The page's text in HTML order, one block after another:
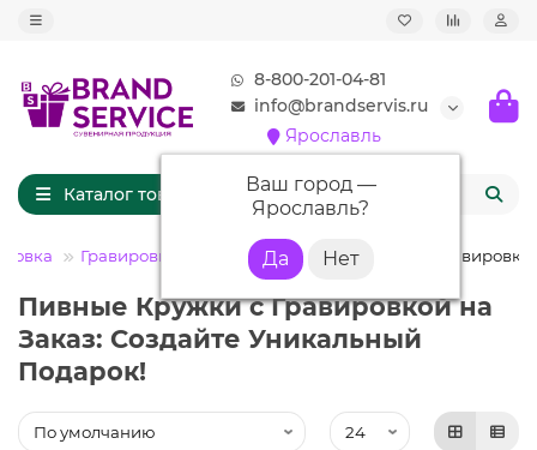
8-800-201-04-81
info@brandservis.ru
Ярославль
Ваш город —
Ярославль?
Каталог товаров
Гравировка на стекле Пивные кружки с
Пивные Кружки с Гравировкой на
Заказ: Создайте Уникальный
Подарок!